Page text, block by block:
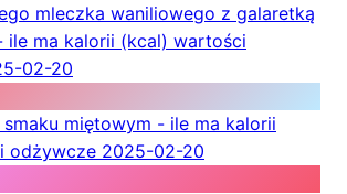
mleczka waniliowego z galaretką
ile ma kalorii (kcal) wartości
02-20
miętowym - ile ma kalorii
odżywcze 2025-02-20